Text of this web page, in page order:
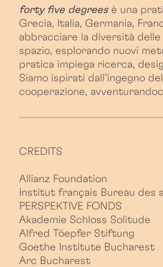
forty five degreesè una
Grecia, Italia, Germania,
abbracciare la diversità
spazio, esplorando nuovi
pratica impiega ricerca,
Siamo ispirati dall’ingegno
cooperazione,
CREDITS
Allianz Foundation
Institut français Bureau des
PERSPEKTIVE FONDS
Akademie Schloss Solitude
Alfred Töepfer Stiftung
Goethe Institute Bucharest
Arc Bucharest